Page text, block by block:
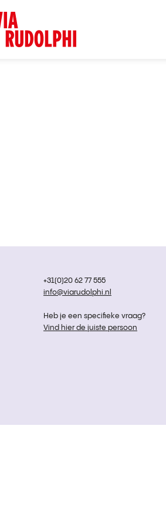
+31(0)20 62 77 555
info@viarudolphi.nl
Heb je een specifieke vraag?
Vind hier de juiste persoon